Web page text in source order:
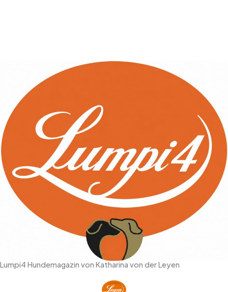
Lumpi4 Hundemagazin von Katharina von der Leyen